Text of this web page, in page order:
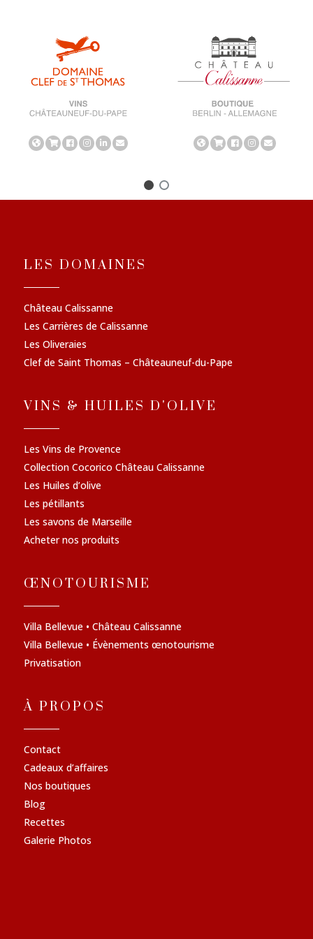
LES DOMAINES
Château Calissanne
Les Carrières de Calissanne
Les Oliveraies
Clef de Saint Thomas – Châteauneuf-du-Pape
VINS & HUILES D'OLIVE
Les Vins de Provence
Collection Cocorico Château Calissanne
Les Huiles d’olive
Les pétillants
Les savons de Marseille
Acheter nos produits
ŒNOTOURISME
Villa Bellevue • Château Calissanne
Villa Bellevue • Évènements œnotourisme
Privatisation
À PROPOS
Contact
Cadeaux d’affaires
Nos boutiques
Blog
Recettes
Galerie Photos